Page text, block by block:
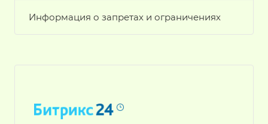
Информация о запретах и ограничениях